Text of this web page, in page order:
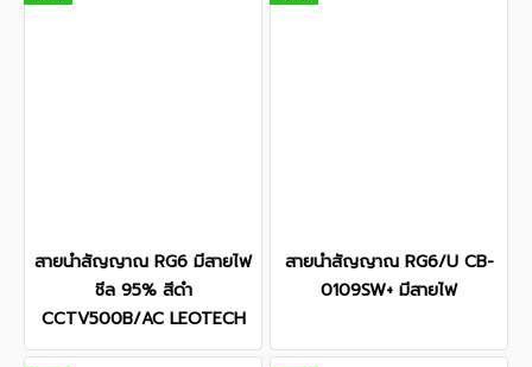
สายนำสัญญาณ RG6 มีสายไฟ
ชีล 95% สีดำ
CCTV500B/AC LEOTECH
สายนำสัญญาณ RG6/U CB-
0109SW+ มีสายไฟ